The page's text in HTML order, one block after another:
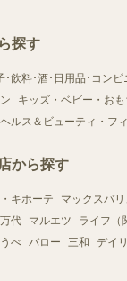
探す
･飲料･酒･日用品･コンビ
キッズ・ベビー・おも
ヘルス＆ビューティ・フ
から探す
・キホーテ マックスバリ
万代 マルエツ ライフ（
べ バロー 三和 デイ